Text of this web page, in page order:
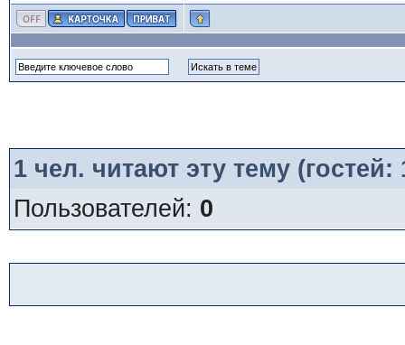
1чел. читают эту тему
Пользователей: 0